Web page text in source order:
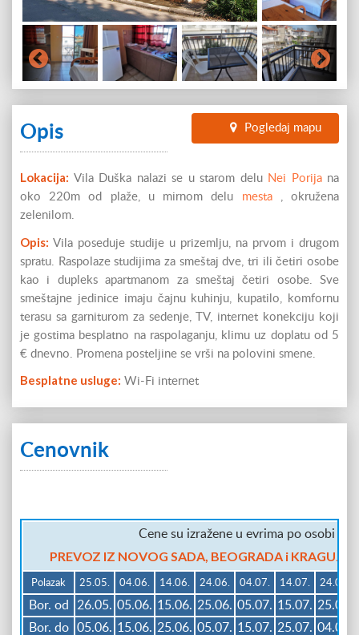
Opis Pogledaj mapu
Lokacija: Vila Duška nalazi se u starom delu Nei Porijana
oko 220m od plaže, u mirnom delu mesta, okružena
zelenilom.
Opis: Vila poseduje studije u prizemlju, na prvom i drugom
spratu. Raspolaze studijima za smeštaj dve, tri iličetiri osobe
kao i dupleks apartmanom za smeštajčetiri osobe.
Sve
smeštajne jedinice imaju čajnu kuhinju, kupatilo, komfornu
terasu sa garniturom za sedenje, TV, internet konekciju koji
je gostima besplatno na raspolaganju, klimu uz doplatu od 5
€ dnevno. Promena posteljine se vrši na polovini smene.
Besplatne usluge: Wi-Fi internet
Cenovnik
Cene su izražene u evrima po osobi na
PREVOZ IZ NOVOG SADA, BEOGRADA i
Polazak 25.05. 04.06. 14.06. 24.06. 04.07. 14.07. 24.07.
Bor. od 26.05. 05.06. 15.06. 25.06. 05.07. 15.07. 25.07.
Bor. do
05.06. 15.06. 25.06. 05.07. 15.07. 25.07. 04.08.